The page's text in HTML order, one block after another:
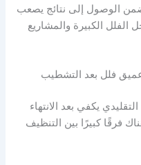
الوصول إلى نتائج يصعب
الفلل الكبيرة والمشاريع
فلل بعد التشطيب
يكفي بعد الانتهاء
فرقًا كبيرًا بين التنظيف